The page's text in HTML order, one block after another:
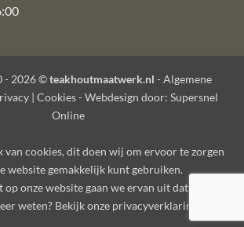
- 2026 ©teakhoutmaatwerk.nl - Algemene
| Cookies- Webdesign door: Supersnel
Online
van cookies, dit doen wij om ervoor te zorgen
website gemakkelijk kunt gebruiken.
op onze website gaan we ervan uit dat je dat
weten? Bekijk onze privacyverklaring